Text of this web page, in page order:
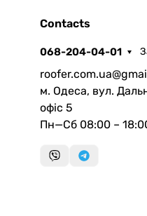
Contacts
068-204-04-01
м. Одеса, вул.
офіс 5
Пн—Сб 08:00 –
ROOFER
AI помічник